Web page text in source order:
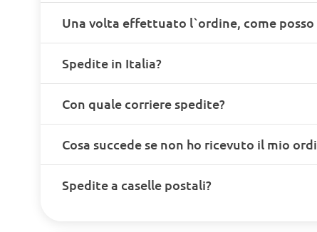
Una volta effettuato l`ordine, come
Spedite in Italia?
Con quale corriere spedite?
Cosa succede se non ho ricevuto il mio
Spedite a caselle postali?